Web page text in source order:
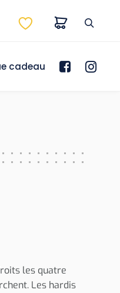
cadeau
les quatre
Les hardis